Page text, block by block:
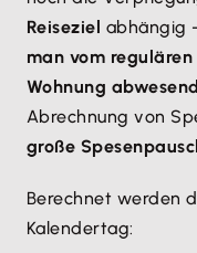
Reiseziel abhängig
man vom
Wohnung abwesend
Abrechnung von
große
Berechnet werden
Kalendertag: